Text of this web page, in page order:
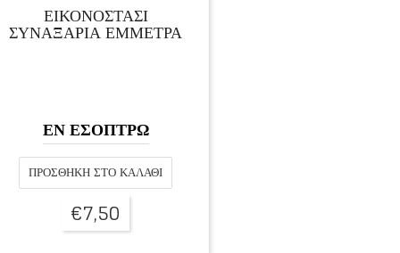
ΕΙΚΟΝΟΣΤΑΣΙ
ΣΥΝΑΞΑΡΙΑ ΕΜΜΕΤΡΑ
ΕΝ ΕΣΟΠΤΡΩ
ΠΡΟΣΘΉΚΗ ΣΤΟ ΚΑΛΆΘΙ
€7,50